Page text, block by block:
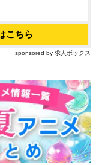
こちら
sponsored by 求人ボックス